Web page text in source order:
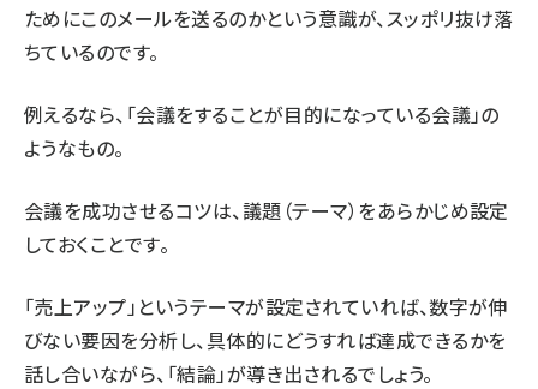
ためにこのメールを送るのかという意識が、スッポリ抜け落
ちているのです。
例えるなら、「会議をすることが目的になっている会議」の
ようなもの。
会議を成功させるコツは、議題（テーマ）をあらかじめ設定
しておくことです。
「売上アップ」というテーマが設定されていれば、数字が伸
びない要因を分析し、具体的にどうすれば達成できるかを
話し合いながら、「結論」が導き出されるでしょう。